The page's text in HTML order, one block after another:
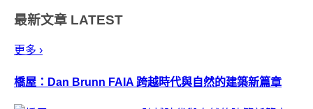
最新文章 LATEST
更多 ›
橋屋：Dan Brunn FAIA 跨越時代與自然的建築新篇章